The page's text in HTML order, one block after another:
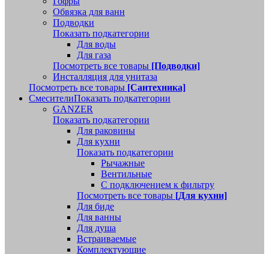
Обвязка для ванн
Подводки
Показать подкатегории
Для воды
Для газа
Посмотреть все товары [Подводки]
Инсталляция для унитаза
Посмотреть все товары [Сантехника]
СмесителиПоказать подкатегории
GANZER
Показать подкатегории
Для раковины
Для кухни
Показать подкатегории
Рычажные
Вентильные
С подключением к фильтру
Посмотреть все товары [Для кухни]
Для биде
Для ванны
Для душа
Встраиваемые
Комплектующие